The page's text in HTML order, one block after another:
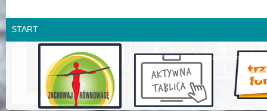
START
Publiczna Szkoła